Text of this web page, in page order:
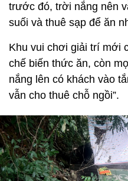
trước đó, trời nắng nên
suối và thuê sạp để ăn
Khu vui chơi giải trí mới
chế biến thức ăn, còn
nắng lên có khách vào
vẫn cho thuê chỗ ngồi”.